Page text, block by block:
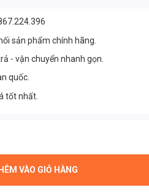
sản phẩm chính hãng.
- vận chuyển nhanh gọn.
quốc.
tốt nhất.
(TDL-D9) số lượng
VÀO GIỎ HÀNG